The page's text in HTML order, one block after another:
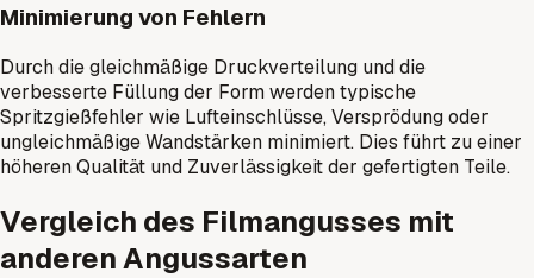
Minimierung von Fehlern
Durch die gleichmäßige Druckverteilung und die
verbesserte Füllung der Form werden typische
Spritzgießfehler wie Lufteinschlüsse, Versprödung oder
ungleichmäßige Wandstärken minimiert. Dies führt zu einer
höheren Qualität und Zuverlässigkeit der gefertigten Teile.
Vergleich des Filmangusses mit
anderen Angussarten